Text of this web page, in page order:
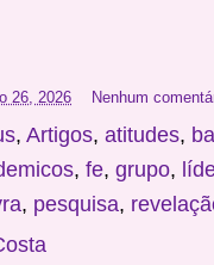
26, 2026 Nenhum
,Artigos,atitudes,
,fe,grupo,
, pesquisa,